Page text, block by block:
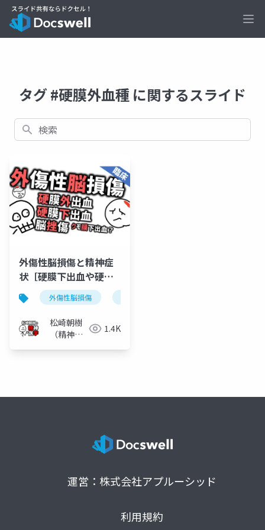
タグ #硬膜外血種 に関するスライド
検索
外傷性脳損傷と精神症
状［硬膜下出血や硬膜
外出血や脳挫傷］
外傷性脳損傷
松崎朝樹
（精神科
1.4K
運営：株式会社アプルーシッド
利用規約